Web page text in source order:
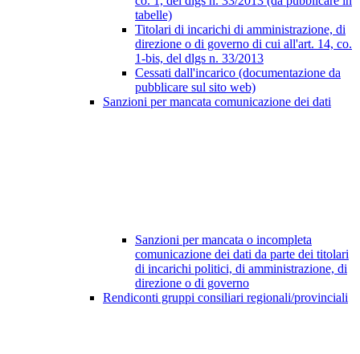
tabelle)
Titolari di incarichi di amministrazione, di
direzione o di governo di cui all'art. 14, co.
1-bis, del dlgs n. 33/2013
Cessati dall'incarico (documentazione da
pubblicare sul sito web)
Sanzioni per mancata comunicazione dei dati
Sanzioni per mancata o incompleta
comunicazione dei dati da parte dei titolari
di incarichi politici, di amministrazione, di
direzione o di governo
Rendiconti gruppi consiliari regionali/provinciali